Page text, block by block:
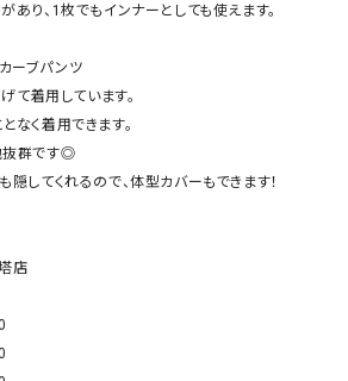
あり、1枚でもインナーとしても使えます。
ーブパンツ
て着用しています。
なく着用できます。
抜群です◎
隠してくれるので、体型カバーもできます！
店